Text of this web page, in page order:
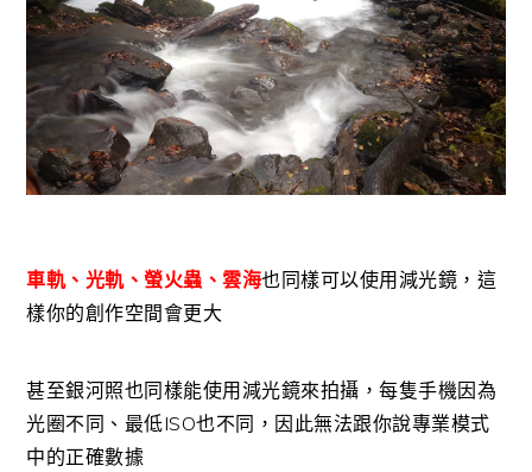
車軌、光軌、螢火蟲、雲海也同樣可以使用減光鏡，這
樣你的創作空間會更大
甚至銀河照也同樣能使用減光鏡來拍攝，每隻手機因為
光圈不同、最低ISO也不同，因此無法跟你說專業模式
中的正確數據